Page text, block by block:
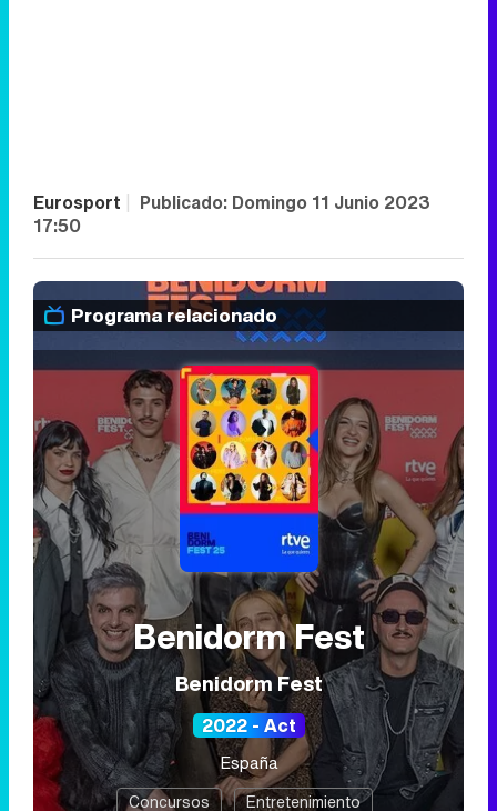
Eurosport | Publicado: Domingo 11 Junio 2023
17:50
Programa relacionado
Benidorm Fest
Benidorm Fest
2022 - Act
España
Concursos Entretenimiento